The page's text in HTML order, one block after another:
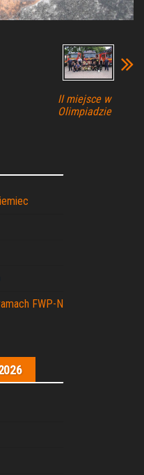
II miejsce w
Olimpiadzie
FWP-N